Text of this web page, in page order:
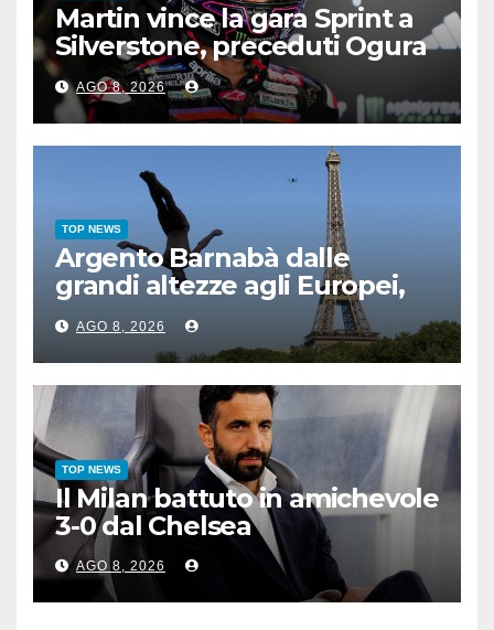
Martin vince la gara Sprint a
Silverstone, preceduti Ogura
e Bezzecchi
AGO 8, 2026
TOP NEWS
Argento Barnabà dalle
grandi altezze agli Europei,
bis azzurro dopo Cosetti
AGO 8, 2026
TOP NEWS
Il Milan battuto in amichevole
3-0 dal Chelsea
AGO 8, 2026